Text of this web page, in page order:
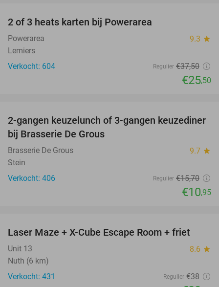
2 of 3 heats karten bij Powerarea
Powerarea 9.3 star
Lemiers
Verkocht: 604
Regulier €37,50
€25,50
30%
2-gangen keuzelunch of 3-gangen keuzediner
bij Brasserie De Grous
Brasserie De Grous 9.7 star
Stein
Verkocht: 406
Regulier €15,70
€10,95
39%
Laser Maze + X-Cube Escape Room + friet
Unit 13 8.6 star
Nuth (6 km)
Verkocht: 431
Regulier €38